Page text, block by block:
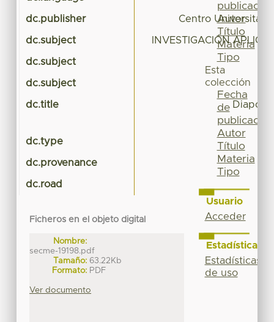
dc.publisher Centro
dc.subject INVESTIGACIÓN
dc.subject
dc.subject
dc.title
dc.type
dc.provenance
dc.road
Ficheros en el objeto digital
Nombre:
secme-19198.pdf
Tamaño: 63.22Kb
Formato: PDF
Ver documento
publicación
Autor
Título
Materia
Tipo
Esta
colección
Fecha
de
publicación
Autor
Título
Materia
Tipo
Usuario
Acceder
Estadísticas
Estadísticas
de uso